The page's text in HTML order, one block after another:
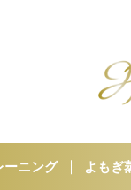
ーニング よもぎ